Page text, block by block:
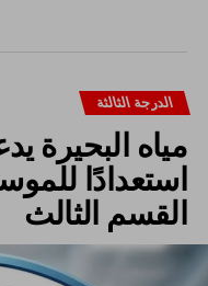
الدرجة الثالثة
استعدادًا
القسم الثالث